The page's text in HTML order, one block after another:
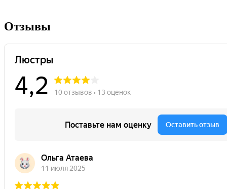
Отзывы